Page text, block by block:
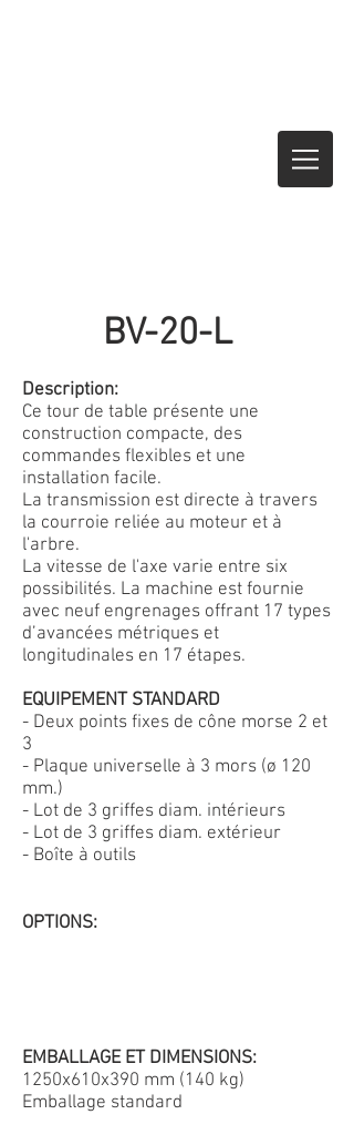
BV-20-L
Description:
Ce tour de table présente une
construction compacte, des
commandes flexibles et une
installation facile.
La transmission est directe à travers
la courroie reliée au moteur et à
l'arbre.
La vitesse de l'axe varie entre six
possibilités. La machine est fournie
avec neuf engrenages offrant 17 types
d’avancées métriques et
longitudinales en 17 étapes.
EQUIPEMENT STANDARD
- Deux points fixes de cône morse 2 et
3
- Plaque universelle à 3 mors (ø 120
mm.)
- Lot de 3 griffes diam. intérieurs
- Lot de 3 griffes diam. extérieur
- Boîte à outils
OPTIONS:
EMBALLAGE ET DIMENSIONS:
1250x610x390 mm (140 kg)
Emballage standard